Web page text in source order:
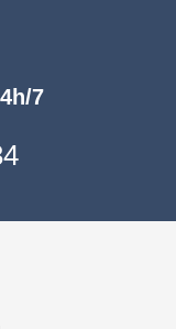
7